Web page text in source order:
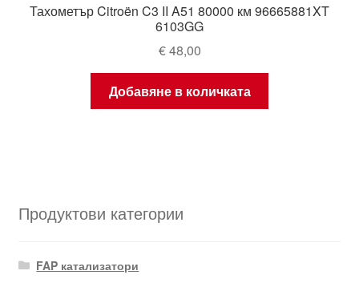
Тахометър Citroën C3 II A51 80000 км 96665881XT
6103GG
€48,00
Добавяне в количката
Продуктови категории
FAP катализатори